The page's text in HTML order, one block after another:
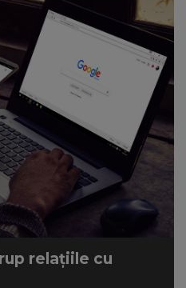
relațiile cu